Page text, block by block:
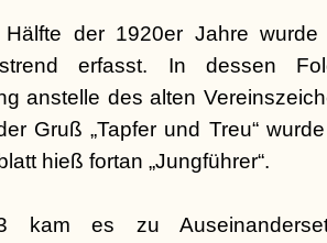
der 1920er Jahre
erfasst. In dessen
anstelle des alten
Gruß „Tapfer und Treu“
hieß fortan „Jungführer“.
kam es zu